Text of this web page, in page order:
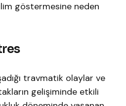
göstermesine neden
travmatik olaylar ve
gelişiminde etkili